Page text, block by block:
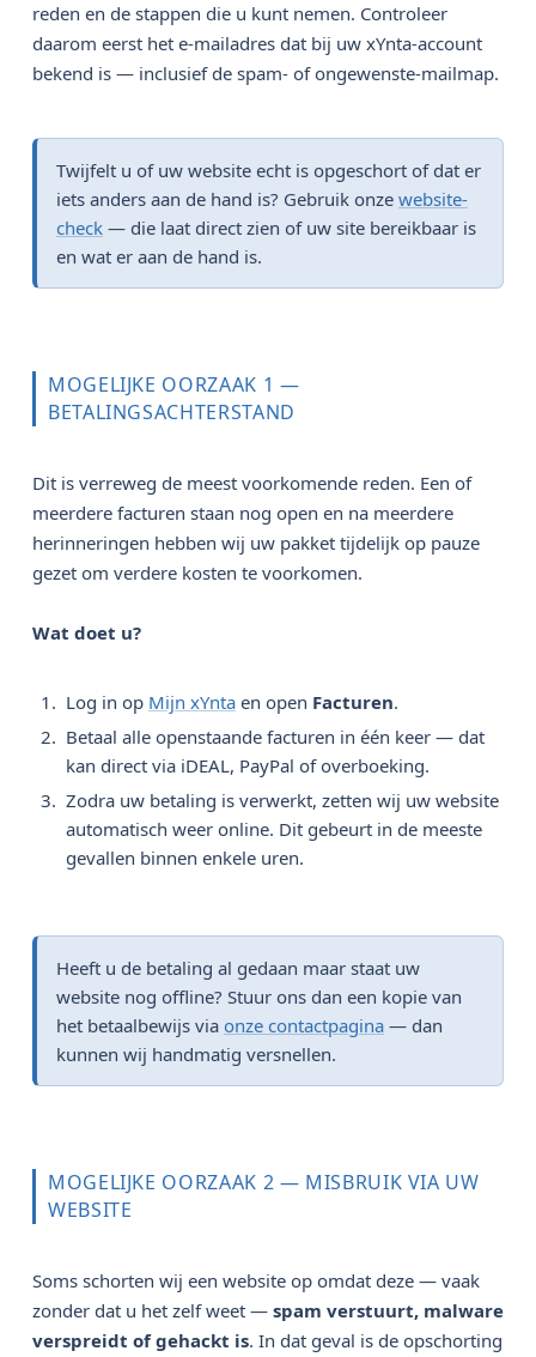
reden en de stappen die u kunt nemen. Controleer
daarom eerst het e-mailadres dat bij uw xYnta-account
bekend is — inclusief de spam- of ongewenste-mailmap.
Twijfelt u of uw website echt is opgeschort of dat er
iets anders aan de hand is? Gebruik onze website-
check — die laat direct zien of uw site bereikbaar is
en wat er aan de hand is.
MOGELIJKE OORZAAK 1 —
BETALINGSACHTERSTAND
Dit is verreweg de meest voorkomende reden. Een of
meerdere facturen staan nog open en na meerdere
herinneringen hebben wij uw pakket tijdelijk op pauze
gezet om verdere kosten te voorkomen.
Wat doet u?
Log in op Mijn xYnta en open Facturen.
Betaal alle openstaande facturen in één keer — dat
kan direct via iDEAL, PayPal of overboeking.
Zodra uw betaling is verwerkt, zetten wij uw website
automatisch weer online. Dit gebeurt in de meeste
gevallen binnen enkele uren.
Heeft u de betaling al gedaan maar staat uw
website nog offline? Stuur ons dan een kopie van
het betaalbewijs via onze contactpagina — dan
kunnen wij handmatig versnellen.
MOGELIJKE OORZAAK 2 — MISBRUIK VIA UW
WEBSITE
Soms schorten wij een website op omdat deze — vaak
zonder dat u het zelf weet — spam verstuurt, malware
verspreidt of gehackt is. In dat geval is de opschorting